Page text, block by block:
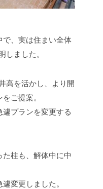
で、実は住まい全体
しました。
高を活かし、より開
ご提案。
プランを変更する
柱も、解体中に中
変更しました。